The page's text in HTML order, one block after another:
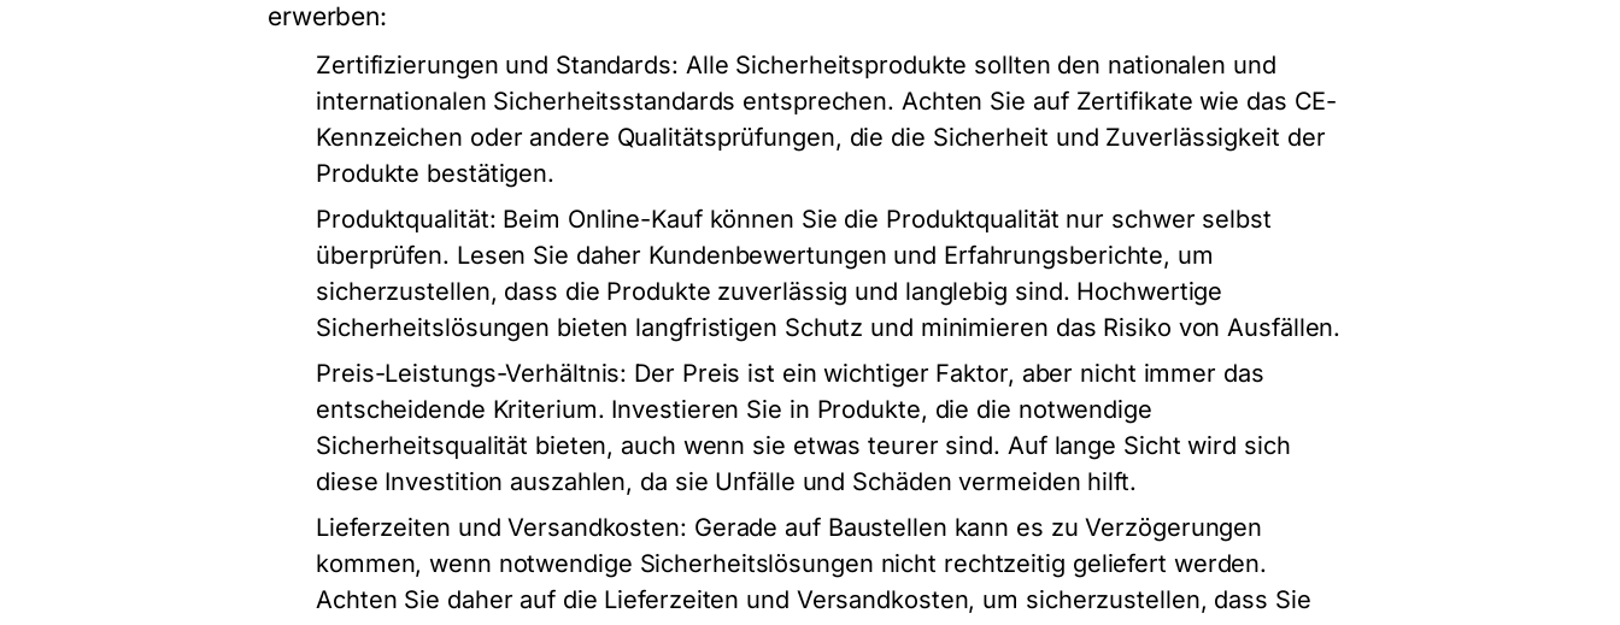
erwerben:
Zertifizierungen und Standards: Alle Sicherheitsprodukte sollten den nationalen und
internationalen Sicherheitsstandards entsprechen. Achten Sie auf Zertifikate wie das CE-
Kennzeichen oder andere Qualitätsprüfungen, die die Sicherheit und Zuverlässigkeit der
Produkte bestätigen.
Produktqualität: Beim Online-Kauf können Sie die Produktqualität nur schwer selbst
überprüfen. Lesen Sie daher Kundenbewertungen und Erfahrungsberichte, um
sicherzustellen, dass die Produkte zuverlässig und langlebig sind. Hochwertige
Sicherheitslösungen bieten langfristigen Schutz und minimieren das Risiko von Ausfällen.
Preis-Leistungs-Verhältnis: Der Preis ist ein wichtiger Faktor, aber nicht immer das
entscheidende Kriterium. Investieren Sie in Produkte, die die notwendige
Sicherheitsqualität bieten, auch wenn sie etwas teurer sind. Auf lange Sicht wird sich
diese Investition auszahlen, da sie Unfälle und Schäden vermeiden hilft.
Lieferzeiten und Versandkosten: Gerade auf Baustellen kann es zu Verzögerungen
kommen, wenn notwendige Sicherheitslösungen nicht rechtzeitig geliefert werden.
Achten Sie daher auf die Lieferzeiten und Versandkosten, um sicherzustellen, dass Sie